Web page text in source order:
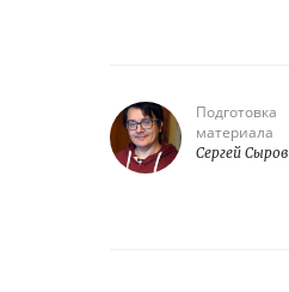
Подготовка
материала
Сергей Сыров